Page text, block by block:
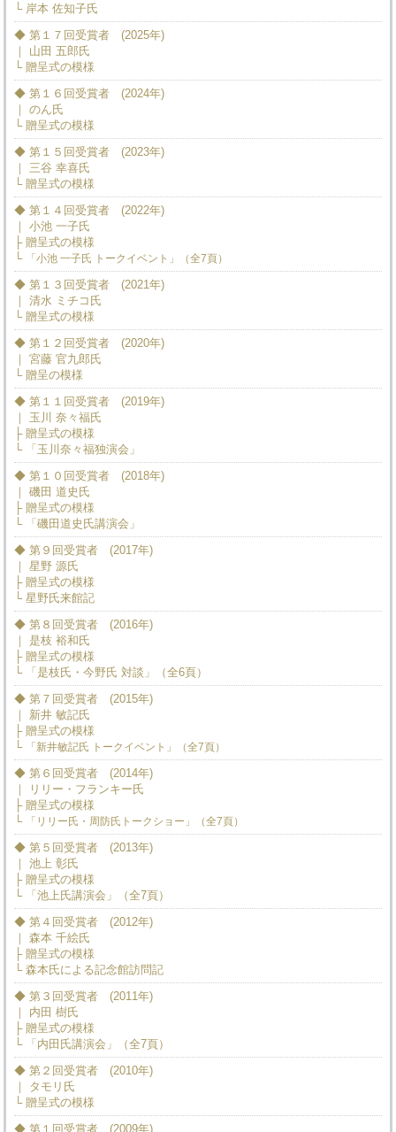
└ 岸本 佐知子氏
◆ 第１７回受賞者 (2025年)
｜ 山田 五郎氏
└ 贈呈式の模様
◆ 第１６回受賞者 (2024年)
｜ のん氏
└ 贈呈式の模様
◆ 第１５回受賞者 (2023年)
｜ 三谷 幸喜氏
└ 贈呈式の模様
◆ 第１４回受賞者 (2022年)
｜ 小池 一子氏
├ 贈呈式の模様
└
「小池 一子氏 トークイベント」（全7頁）
◆ 第１３回受賞者 (2021年)
｜ 清水 ミチコ氏
└ 贈呈式の模様
◆ 第１２回受賞者 (2020年)
｜ 宮藤 官九郎氏
└ 贈呈の模様
◆ 第１１回受賞者 (2019年)
｜ 玉川 奈々福氏
├ 贈呈式の模様
└ 「玉川奈々福独演会」
◆ 第１０回受賞者 (2018年)
｜ 磯田 道史氏
├ 贈呈式の模様
└ 「磯田道史氏講演会」
◆ 第９回受賞者 (2017年)
｜ 星野 源氏
├ 贈呈式の模様
└ 星野氏来館記
◆ 第８回受賞者 (2016年)
｜ 是枝 裕和氏
├ 贈呈式の模様
└ 「是枝氏・今野氏 対談」（全6頁）
◆ 第７回受賞者 (2015年)
｜ 新井 敏記氏
├ 贈呈式の模様
└
「新井敏記氏 トークイベント」（全7頁）
◆ 第６回受賞者 (2014年)
｜ リリー・フランキー氏
├ 贈呈式の模様
└
「リリー氏・周防氏トークショー」（全7頁）
◆ 第５回受賞者 (2013年)
｜ 池上 彰氏
├ 贈呈式の模様
└ 「池上氏講演会」（全7頁）
◆ 第４回受賞者 (2012年)
｜ 森本 千絵氏
├ 贈呈式の模様
└ 森本氏による記念館訪問記
◆ 第３回受賞者 (2011年)
｜ 内田 樹氏
├ 贈呈式の模様
└ 「内田氏講演会」（全7頁）
◆ 第２回受賞者 (2010年)
｜ タモリ氏
└ 贈呈式の模様
◆ 第１回受賞者 (2009年)